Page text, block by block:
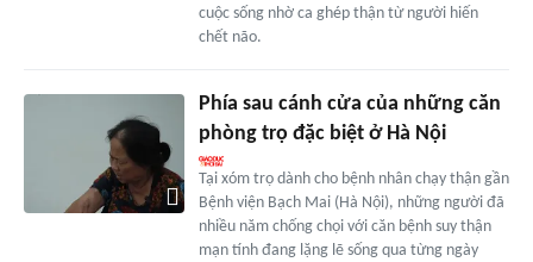
cuộc sống nhờ ca ghép thận từ người hiến
chết não.
Phía sau cánh cửa của những căn
phòng trọ đặc biệt ở Hà Nội
Tại xóm trọ dành cho bệnh nhân chạy thận gần
Bệnh viện Bạch Mai (Hà Nội), những người đã
nhiều năm chống chọi với căn bệnh suy thận
mạn tính đang lặng lẽ sống qua từng ngày